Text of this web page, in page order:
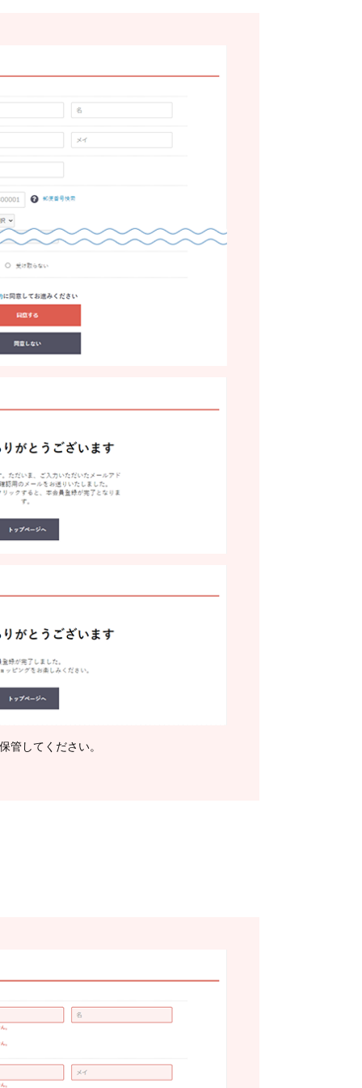
管してください。